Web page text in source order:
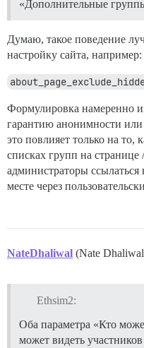
«Дополнительные
Думаю, такое поведение
настройку сайта, например:
Формулировка намеренно
гарантию анонимности
это повлияет только на то,
списках групп на странице
администраторы ссылаться
месте через
NateDhaliwal (Nate
Ethsim2:
Оба параметра «Кто
может видеть